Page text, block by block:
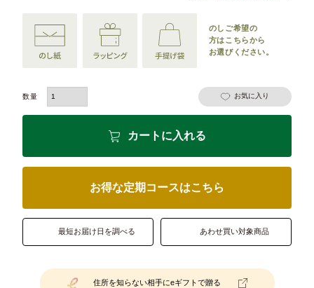
のしご希望の
方はこちらから
お選びください。
お気に入り
カートに入れる
お得な定期コースはこちら
最短お届け日を調べる あわせ買い対象商品
住所を知らない相手にeギフトで贈る